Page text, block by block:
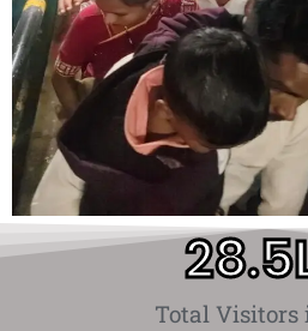
Total Visitors
28.5